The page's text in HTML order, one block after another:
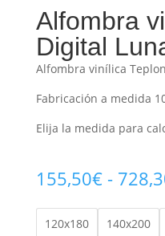
Alfombra
Digital
Alfombra vinílica
Fabricación a medida
Elija la medida para
155,50€ -
120x180 140x200